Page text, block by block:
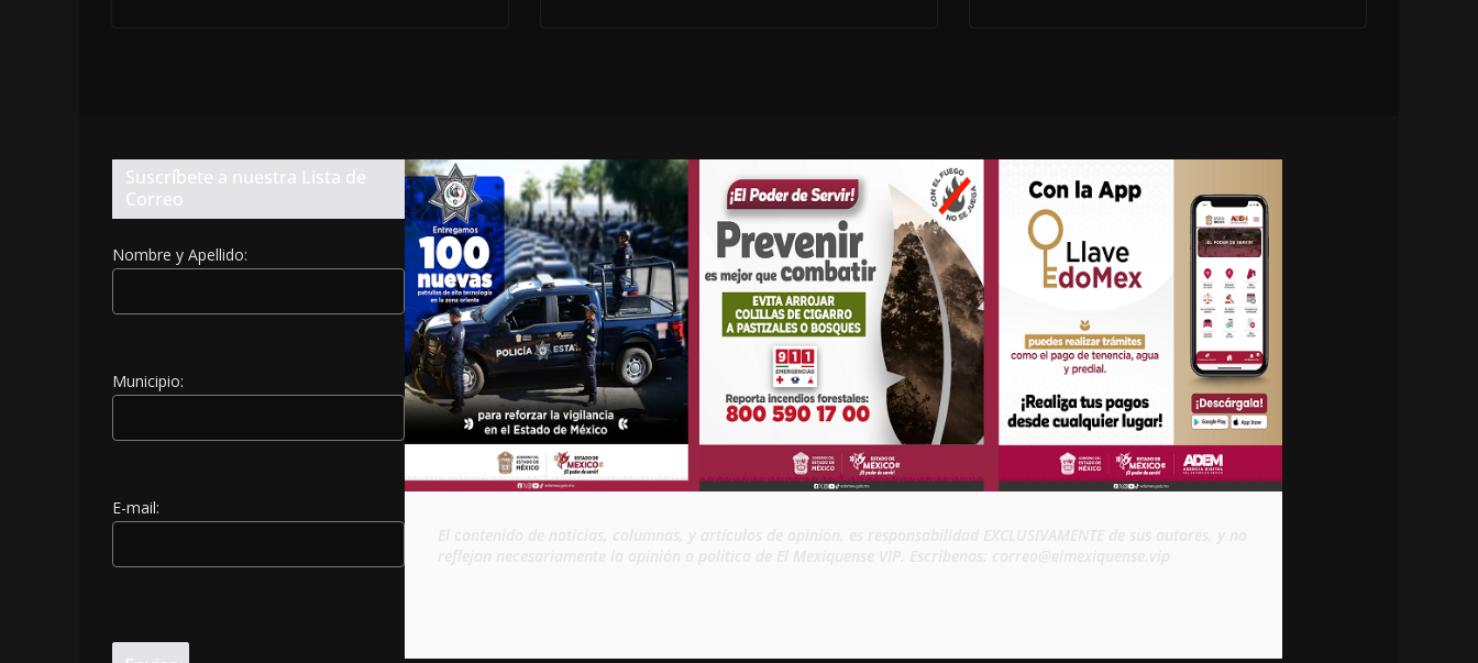
Suscríbete a nuestra Lista de
Correo
Nombre y Apellido:
Municipio:
E-mail: